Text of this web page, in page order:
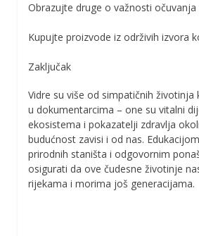
Obrazujte druge o važnosti očuvanja
Kupujte proizvode iz održivih izvora
Zaključak
Vidre su više od simpatičnih
u dokumentarcima – one su vitalni
ekosistema i pokazatelji zdravlja
budućnost zavisi i od nas.
prirodnih staništa i odgovornim
osigurati da ove čudesne životinje
rijekama i morima još generacijama.